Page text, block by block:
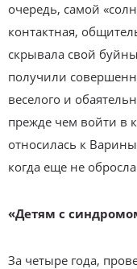
очередь, самой
контактная,
скрывала свой
получили
веселого и
прежде чем войти в
относилась к
когда еще не
«Детям с
За четыре года,